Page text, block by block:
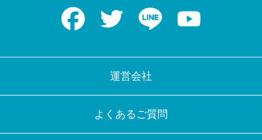
Facebook Twitter LINE
運営会社
よくあるご質問